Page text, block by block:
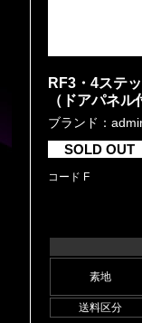
RF3・4ステ
（ドアパネル
ブランド：
SOLD OUT
コード F
素地
送料区分